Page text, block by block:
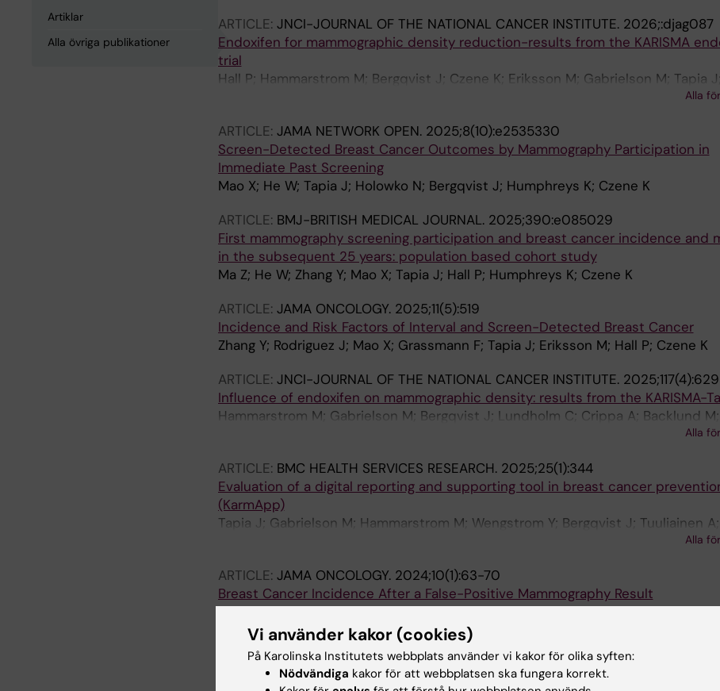
Artiklar
Alla övriga publikationer
ARTICLE: JNCI-JOURNAL OF THE NATIONAL CANCER INSTITUTE. 2026;:djag087
Endoxifen for mammographic density reduction-results from the KARISMA
trial
Hall P; Hammarstrom M; Bergqvist J; Czene K; Eriksson M; Gabrielson M; Tapia
Alla
ARTICLE: JAMA NETWORK OPEN. 2025;8(10):e2535330
Screen-Detected Breast Cancer Outcomes by Mammography Participation in
Immediate Past Screening
Mao X; He W; Tapia J; Holowko N; Bergqvist J; Humphreys K; Czene K
ARTICLE: BMJ-BRITISH MEDICAL JOURNAL. 2025;390:e085029
First mammography screening participation and breast cancer incidence and
in the subsequent 25 years: population based cohort study
Ma Z; He W; Zhang Y; Mao X; Tapia J; Hall P; Humphreys K; Czene K
ARTICLE: JAMA ONCOLOGY. 2025;11(5):519
Incidence and Risk Factors of Interval and Screen-Detected Breast Cancer
Zhang Y; Rodriguez J; Mao X; Grassmann F; Tapia J; Eriksson M; Hall P; Czene K
ARTICLE: JNCI-JOURNAL OF THE NATIONAL CANCER INSTITUTE.
Influence of endoxifen on mammographic density: results from the KARISMA-
Hammarstrom M; Gabrielson M; Bergqvist J; Lundholm C; Crippa A; Backlund M;
Alla
ARTICLE: BMC HEALTH SERVICES RESEARCH. 2025;25(1):344
Evaluation of a digital reporting and supporting tool in breast cancer
(KarmApp)
Tapia J; Gabrielson M; Hammarstrom M; Wengstrom Y; Bergqvist J; Tuuliainen A;
Alla
ARTICLE: JAMA ONCOLOGY. 2024;10(1):63-70
Breast Cancer Incidence After a False-Positive Mammography Result
Mao X; He W; Humphreys K; Eriksson M; Holowko N; Yang H; Tapia J; Hall P;
ARTICLE:BRITISH JOURNAL OF CANCER.
Side effects of low-dose tamoxifen: results from a six-armed randomised
trial in healthy women
Vi använder kakor (cookies)
På Karolinska Institutets webbplats använder vi kakor för olika syften:
Nödvändiga kakor för att webbplatsen ska fungera korrekt.